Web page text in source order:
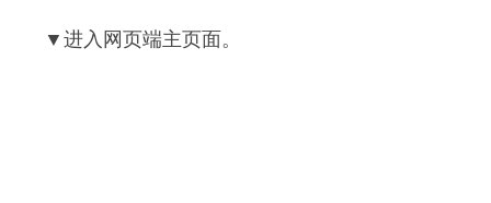
▼进入网页端主页面。